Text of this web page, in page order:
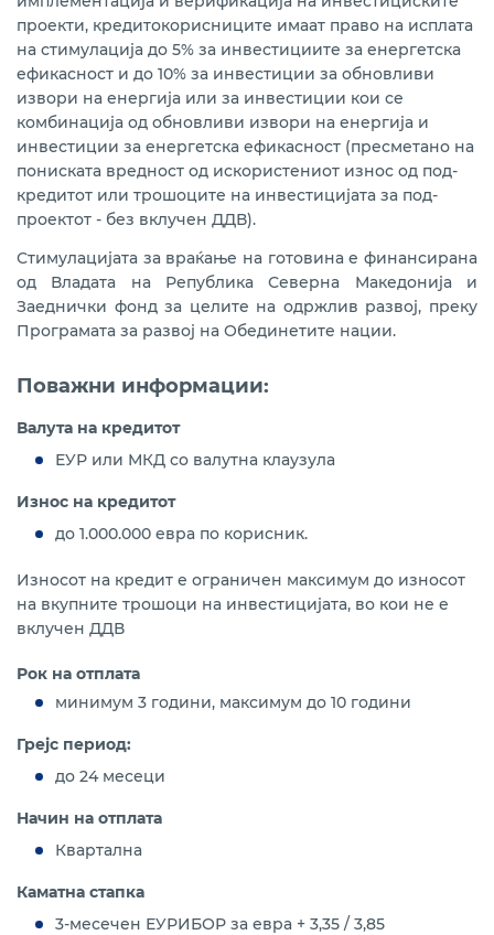
средно пазарно капитализирани претпријатија и
зелена транзиција
проекти, кредитокорисниците имаат право на исплата
на стимулација до 5% за инвестициите за енергетска
ефикасност и до 10% за инвестиции за обновливи
извори на енергија или за инвестиции кои се
комбинација од обновливи извори на енергија и
инвестиции за енергетска ефикасност (пресметано на
пониската вредност од искористениот износ од под-
кредитот или трошоците на инвестицијата за под-
проектот - без вклучен ДДВ).
Стимулацијата за враќање на готовина е финансирана
од Владата на Република Северна Македонија и
Заеднички фонд за целите на одржлив развој, преку
Програмата за развој на Обединетите нации.
Поважни информации:
Валута на кредитот
ЕУР или МКД со валутна клаузула
Износ на кредитот
до 1.000.000 евра по корисник.
Износот на кредит е ограничен максимум до износот
на вкупните трошоци на инвестицијата, во кои не е
вклучен ДДВ
Рок на отплата
минимум 3 години, максимум до 10 години
Грејс период:
до 24 месеци
Начин на отплата
Квартална
Каматна стапка
3-месечен ЕУРИБОР за евра + 3,35 / 3,85